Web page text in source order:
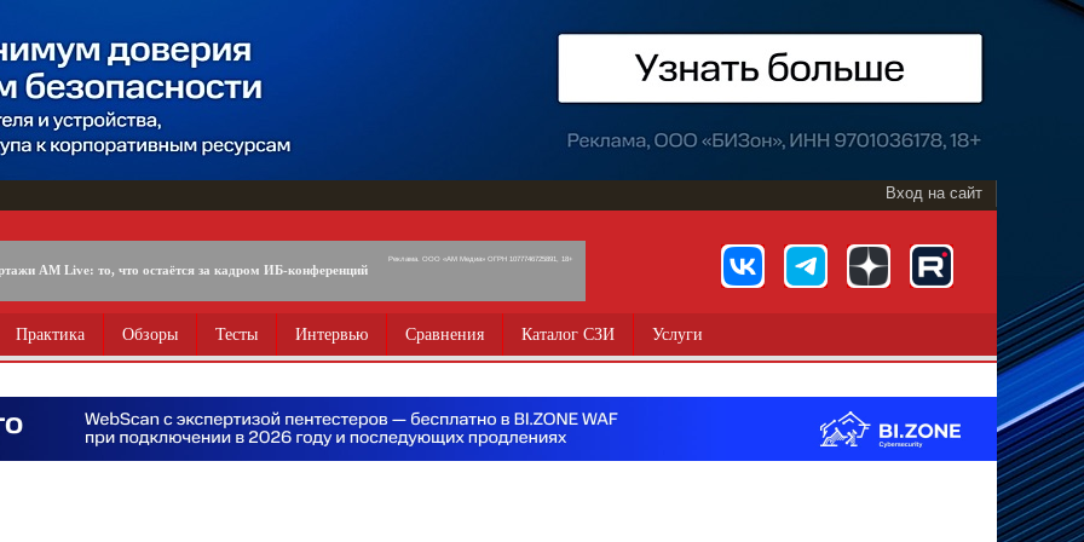
Вход на сайт
AM Live: то, что остаётся за кадром ИБ-конференций
Реклама. ООО «АМ Медиа» ОГРН 1077746725891, 18+
Практика Обзоры Тесты Интервью Сравнения Каталог СЗИ Услуги